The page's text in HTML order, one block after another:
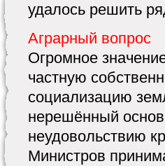
удалось решить
Аграрный вопрос
Огромное
частную
социализацию
нерешённый
неудовольствию
Министров